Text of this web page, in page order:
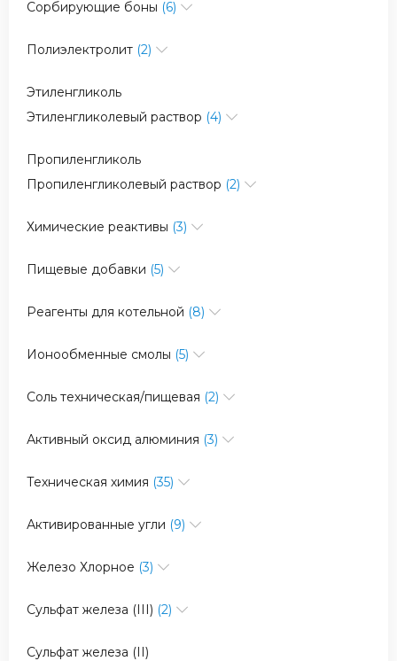
Сорбирующие боны (6)
Полиэлектролит (2)
Этиленгликоль
Этиленгликолевый раствор (4)
Пропиленгликоль
Пропиленгликолевый раствор (2)
Химические реактивы (3)
Пищевые добавки (5)
Реагенты для котельной (8)
Ионообменные смолы (5)
Соль техническая/пищевая (2)
Активный оксид алюминия (3)
Техническая химия (35)
Активированные угли (9)
Железо Хлорное (3)
Сульфат железа (III) (2)
Сульфат железа (II)